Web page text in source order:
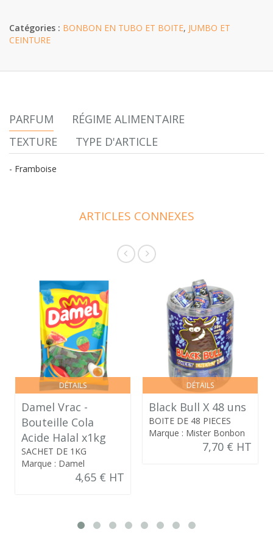
Catégories : BONBON EN TUBO ET BOITE, JUMBO ET
CEINTURE
PARFUM
RÉGIME ALIMENTAIRE
TEXTURE
TYPE D'ARTICLE
- Framboise
ARTICLES CONNEXES
DÉTAILS
Damel Vrac -
Bouteille Cola
Acide Halal x1kg
SACHET DE 1KG
Marque : Damel
4,65 € HT
DÉTAILS
Black Bull X 48 uns
BOITE DE 48 PIECES
Marque : Mister Bonbon
7,70 € HT